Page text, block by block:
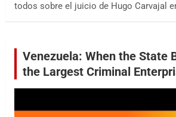
todos sobre el juicio de Hugo Carvajal
Venezuela: When the State
the Largest Criminal